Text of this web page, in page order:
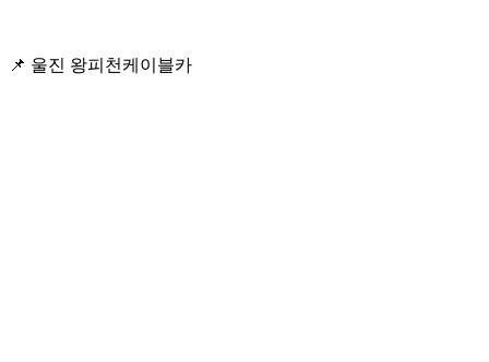
📌 울진 왕피천케이블카